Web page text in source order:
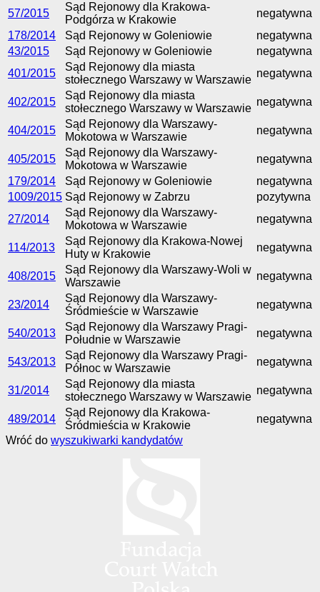
57/2015
Sąd Rejonowy dla Krakowa-
Podgórza w Krakowie
negatywna
178/2014
Sąd Rejonowy w Goleniowie
negatywna
43/2015
Sąd Rejonowy w Goleniowie
negatywna
401/2015
Sąd Rejonowy dla miasta
stołecznego Warszawy w Warszawie
negatywna
402/2015
Sąd Rejonowy dla miasta
stołecznego Warszawy w Warszawie
negatywna
404/2015
Sąd Rejonowy dla Warszawy-
Mokotowa w Warszawie
negatywna
405/2015
Sąd Rejonowy dla Warszawy-
Mokotowa w Warszawie
negatywna
179/2014
Sąd Rejonowy w Goleniowie
negatywna
1009/2015 Sąd Rejonowy w Zabrzu
pozytywna
27/2014
Sąd Rejonowy dla Warszawy-
Mokotowa w Warszawie
negatywna
114/2013
Sąd Rejonowy dla Krakowa-Nowej
Huty w Krakowie
negatywna
408/2015
Sąd Rejonowy dla Warszawy-Woli w
Warszawie
negatywna
23/2014
Sąd Rejonowy dla Warszawy-
Śródmieście w Warszawie
negatywna
540/2013
Sąd Rejonowy dla Warszawy Pragi-
Południe w Warszawie
negatywna
543/2013
Sąd Rejonowy dla Warszawy Pragi-
Północ w Warszawie
negatywna
31/2014
Sąd Rejonowy dla miasta
stołecznego Warszawy w Warszawie
negatywna
489/2014
Sąd Rejonowy dla Krakowa-
Śródmieścia w Krakowie
negatywna
Wróć do wyszukiwarki kandydatów